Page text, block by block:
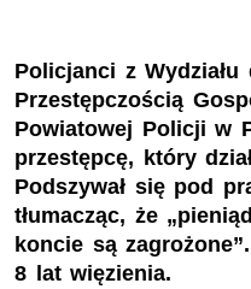
Policjanci z Wydziału
Przestępczością
Powiatowej Policji w
przestępcę, który
Podszywał się pod
tłumacząc, że
koncie są
8 lat więzienia.